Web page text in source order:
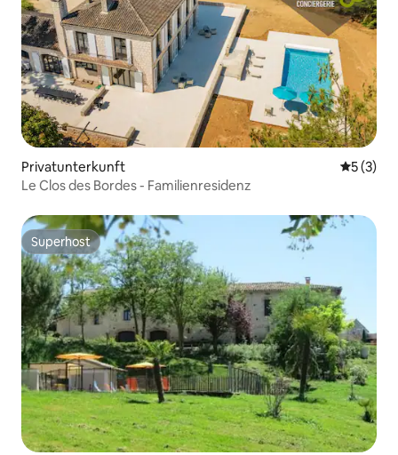
Privatunterkunft
5 (3)
Le Clos des Bordes - Familienresidenz
Superhost
Superhost